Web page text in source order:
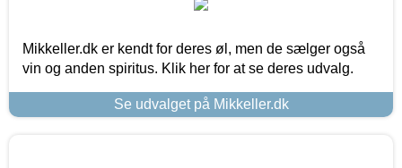
Mikkeller.dk er kendt for deres øl, men de sælger også
vin og anden spiritus. Klik her for at se deres udvalg.
Se udvalget på Mikkeller.dk